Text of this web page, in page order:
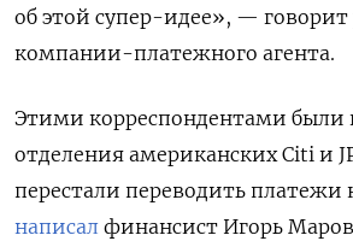
об этой супер-идее», — говорит
компании-платежного агента.
Этими корреспондентами были
отделения американских Citi и
перестали переводить платежи
написал финансист Игорь